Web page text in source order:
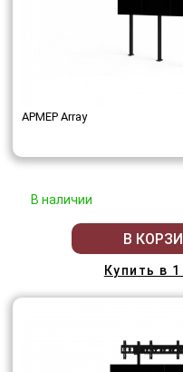
АРМЕР Array
В наличии
В
Купить в